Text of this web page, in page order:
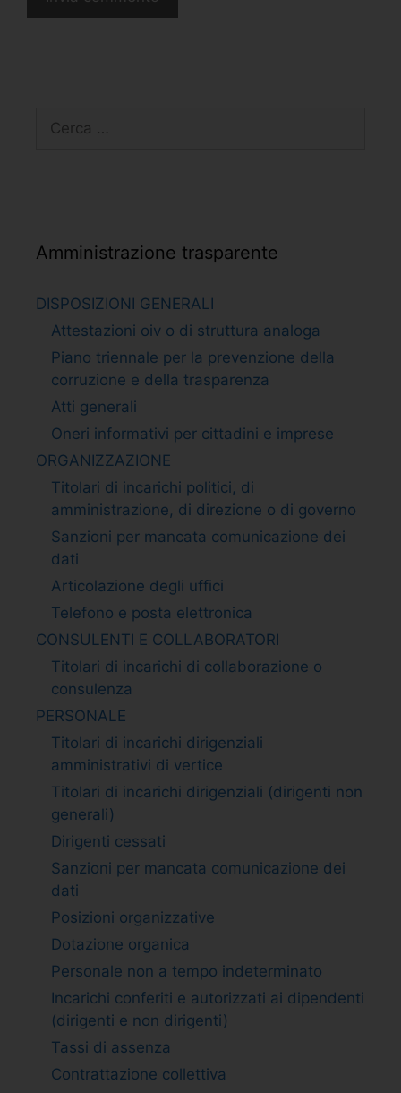
Amministrazione trasparente
DISPOSIZIONI GENERALI
Attestazioni oiv o di struttura analoga
Piano triennale per la prevenzione della
corruzione e della trasparenza
Atti generali
Oneri informativi per cittadini e imprese
ORGANIZZAZIONE
Titolari di incarichi politici, di
amministrazione, di direzione o di governo
Sanzioni per mancata comunicazione dei
dati
Articolazione degli uffici
Telefono e posta elettronica
CONSULENTI E COLLABORATORI
Titolari di incarichi di collaborazione o
consulenza
PERSONALE
Titolari di incarichi dirigenziali
amministrativi di vertice
Titolari di incarichi dirigenziali (dirigenti non
generali)
Dirigenti cessati
Sanzioni per mancata comunicazione dei
dati
Posizioni organizzative
Dotazione organica
Personale non a tempo indeterminato
Incarichi conferiti e autorizzati ai dipendenti
(dirigenti e non dirigenti)
Tassi di assenza
Contrattazione collettiva